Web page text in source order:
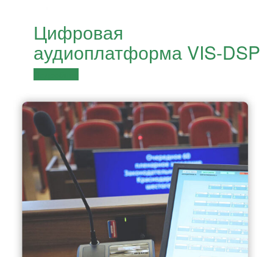
Цифровая
аудиоплатформа VIS-DSP